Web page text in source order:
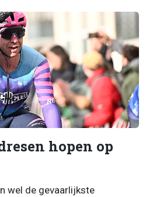
hopen op
wel de gevaarlijkste